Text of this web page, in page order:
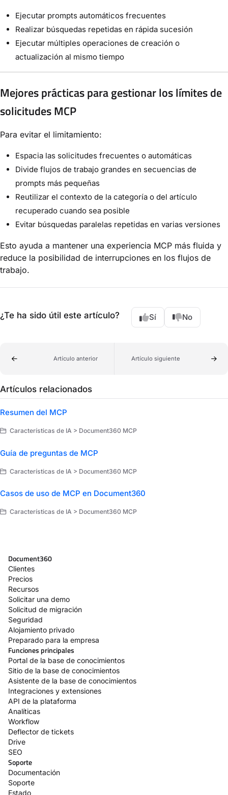
Ejecutar prompts automáticos frecuentes
Realizar búsquedas repetidas en rápida sucesión
Ejecutar múltiples operaciones de creación o
actualización al mismo tiempo
Mejores prácticas para gestionar los límites de
solicitudes MCP
Para evitar el limitamiento:
Espacia las solicitudes frecuentes o automáticas
Divide flujos de trabajo grandes en secuencias de
prompts más pequeñas
Reutilizar el contexto de la categoría o del artículo
recuperado cuando sea posible
Evitar búsquedas paralelas repetidas en varias versiones
Esto ayuda a mantener una experiencia MCP más fluida y
reduce la posibilidad de interrupciones en los flujos de
trabajo.
¿Te ha sido útil este artículo? Sí No
Artículo anterior Artículo siguiente
Artículos relacionados
Resumen del MCP
Características de IA > Document360 MCP
Guía de preguntas de MCP
Características de IA > Document360 MCP
Casos de uso de MCP en Document360
Características de IA > Document360 MCP
Document360
Clientes
Precios
Recursos
Solicitar una demo
Solicitud de migración
Seguridad
Alojamiento privado
Preparado para la empresa
Funciones principales
Portal de la base de conocimientos
Sitio de la base de conocimientos
Asistente de la base de conocimientos
Integraciones y extensiones
API de la plataforma
Analíticas
Workflow
Deflector de tickets
Drive
SEO
Soporte
Documentación
Soporte
Estado